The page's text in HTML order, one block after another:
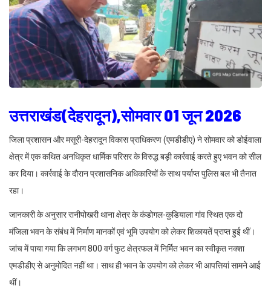
उत्तराखंड(देहरादून),सोमवार 01 जून 2026
जिला प्रशासन और मसूरी-देहरादून विकास प्राधिकरण (एमडीडीए) ने सोमवार को डोईवाला
क्षेत्र में एक कथित अनधिकृत धार्मिक परिसर के विरुद्ध बड़ी कार्रवाई करते हुए भवन को सील
कर दिया। कार्रवाई के दौरान प्रशासनिक अधिकारियों के साथ पर्याप्त पुलिस बल भी तैनात
रहा।
जानकारी के अनुसार रानीपोखरी थाना क्षेत्र के कंडोगल-कुडियाला गांव स्थित एक दो
मंजिला भवन के संबंध में निर्माण मानकों एवं भूमि उपयोग को लेकर शिकायतें प्राप्त हुई थीं।
जांच में पाया गया कि लगभग 800 वर्ग फुट क्षेत्रफल में निर्मित भवन का स्वीकृत नक्शा
एमडीडीए से अनुमोदित नहीं था। साथ ही भवन के उपयोग को लेकर भी आपत्तियां सामने आई
थीं।